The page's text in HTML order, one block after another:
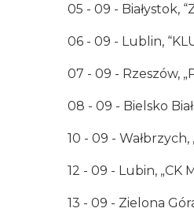
05 - 09 - Białystok,
06 - 09 - Lublin,
07 - 09 - Rzeszów,
08 - 09 - Bielsko
10 - 09 - Wałbrzych,
12 - 09 - Lubin, „CK
13 - 09 - Zielona